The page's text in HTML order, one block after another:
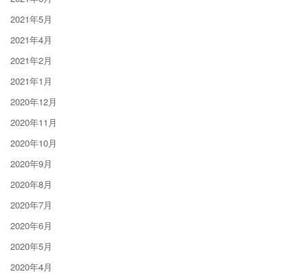
2021年5月
2021年4月
2021年2月
2021年1月
2020年12月
2020年11月
2020年10月
2020年9月
2020年8月
2020年7月
2020年6月
2020年5月
2020年4月